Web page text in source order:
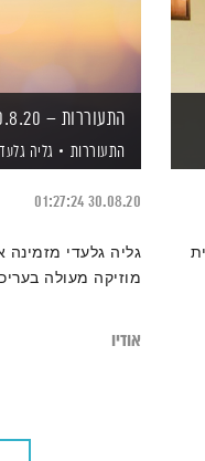
התעוררות – 30.8.20
התעוררות גליה
30.08.20
01:27:24
גליה גלעדי
מוזיקה מעולה
אודיו